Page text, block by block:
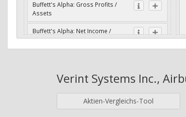
Buffett's Alpha: Gross Profits /
Assets
Buffett's Alpha: Net Income /
Assets
Buffett's Alpha: Wachstum Gross
Profit / Sales
Buffett's Alpha: Wachstum
Verint Systems Inc.,
Aktien-Vergleichs-Tool